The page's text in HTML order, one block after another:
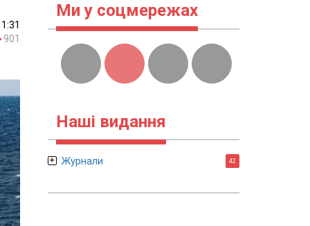
901
Ми у соцмережах
Наші видання
Журнали 42